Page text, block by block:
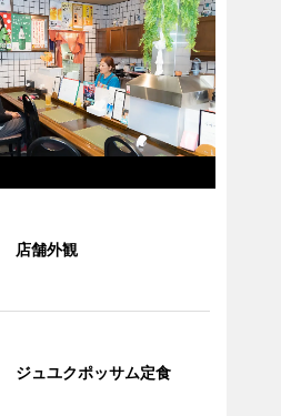
店舗外観
ジュユクポッサム定食